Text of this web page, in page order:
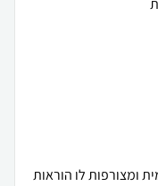
ומצורפות לו הוראות